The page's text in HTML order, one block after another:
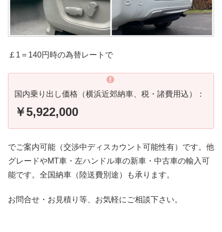
￡1＝140円時の為替レートで
国内乗り出し価格（横浜近郊納車、税・諸費用込）：
￥5,922,000
でご案内可能（交渉中ディスカウント可能性有）です。他
グレードやMT車・左ハンドル車の新車・中古車の輸入可
能です。全国納車（陸送費別途）も承ります。
お問合せ・お見積り等、お気軽にご相談下さい。